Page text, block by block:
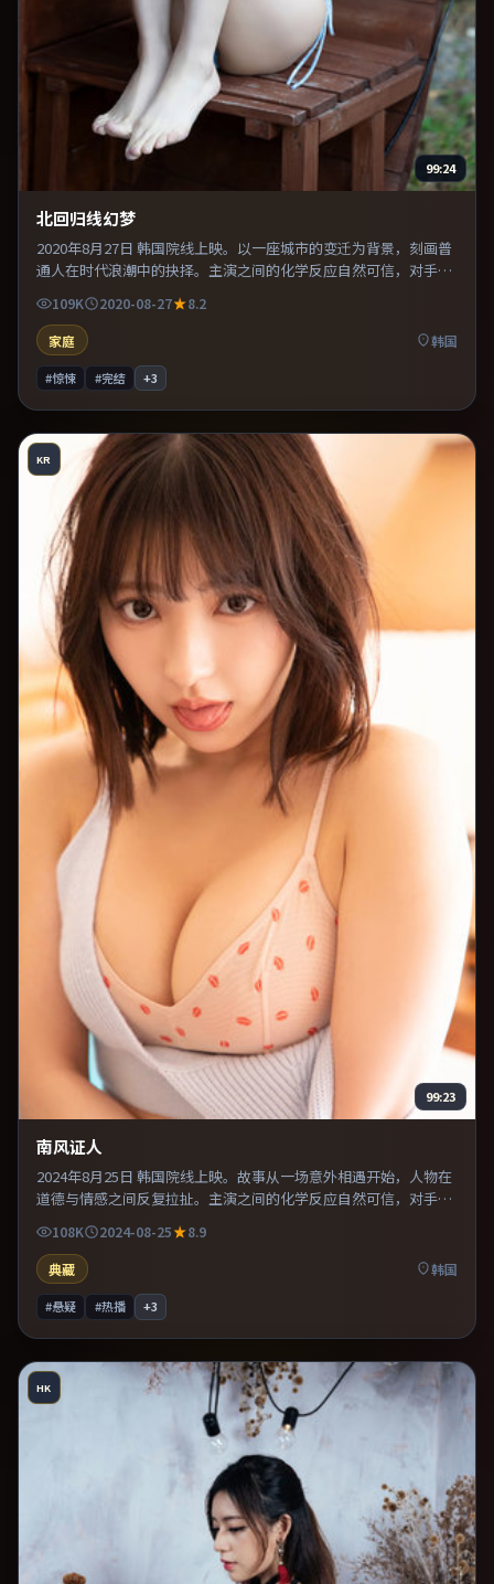
99:24
北回归线幻梦
2020年8月27日 韩国院线上映。以一座城市的变迁为背景，刻画普
通人在时代浪潮中的抉择。主演之间的化学反应自然可信，对手戏
俗。
109K 2020-08-27
8.2
家庭
韩国
#惊悚 #完结 +3
KR
99:23
南风证人
2024年8月25日 韩国院线上映。故事从一场意外相遇开始，人物在
道德与情感之间反复拉扯。主演之间的化学反应自然可信，对手戏
张力贯穿全片。既有类型片爽感，也保留作者表达，口碑潜力不
俗。
108K 2024-08-25
8.9
典藏
韩国
#悬疑 #热播 +3
HK